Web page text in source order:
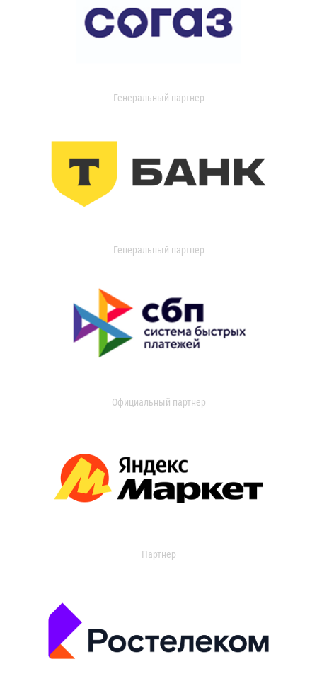
Генеральный партнер
Генеральный партнер
Официальный партнер
Партнер